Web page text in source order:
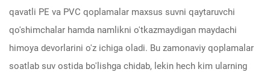
qavatli PE va PVC qoplamalar maxsus suvni qaytaruvchi
qo'shimchalar hamda namlikni o'tkazmaydigan maydachi
himoya devorlarini o'z ichiga oladi. Bu zamonaviy qoplamalar
soatlab suv ostida bo'lishga chidab, lekin hech kim ularning